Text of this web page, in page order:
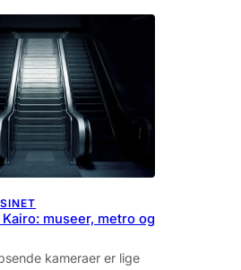
museer, metro og
kameraer er lige